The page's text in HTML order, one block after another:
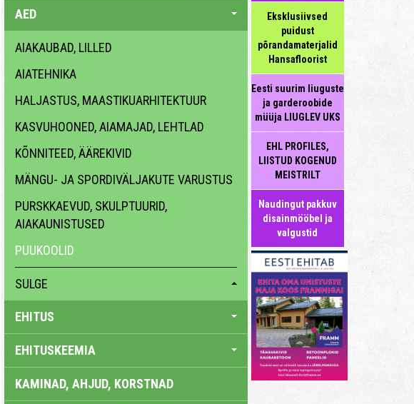
AED
AIAKAUBAD, LILLED
AIATEHNIKA
HALJASTUS, MAASTIKUARHITEKTUUR
KASVUHOONED, AIAMAJAD, LEHTLAD
KÕNNITEED, ÄÄREKIVID
MÄNGU- JA SPORDIVÄLJAKUTE VARUSTUS
PURSKKAEVUD, SKULPTUURID,
AIAKAUNISTUSED
PUUKOOLID
SULGE
EHITUS
EHITUSKEEMIA
KAMINAD, AHJUD, KORSTNAD
Eksklusiivsed
puidust
põrandamaterjalid
Hansafloorist
Eesti suurim liuguste
ja garderoobide
müüja LIUGLEV UKS
EHL PROFILES,
LIISTUD KOGENUD
MEISTRILT
Naudingut pakkuv
disainmööbel ja
valgustid